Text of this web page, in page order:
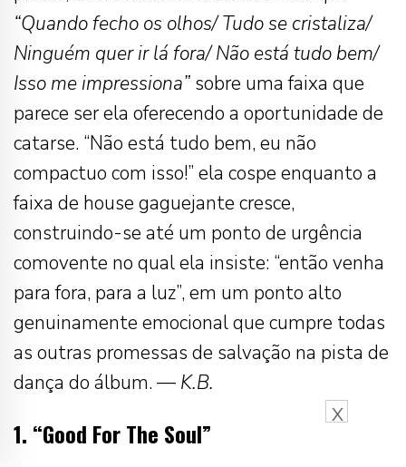
“Quando fecho os olhos/ Tudo se cristaliza/
Ninguém quer ir lá fora/ Não está tudo bem/
Isso me impressiona” sobre uma faixa que
parece ser ela oferecendo a oportunidade de
catarse. “Não está tudo bem, eu não
compactuo com isso!” ela cospe enquanto a
faixa de house gaguejante cresce,
construindo-se até um ponto de urgência
comovente no qual ela insiste: “então venha
para fora, para a luz”, em um ponto alto
genuinamente emocional que cumpre todas
as outras promessas de salvação na pista de
dança do álbum. — K.B.
1. “Good For The Soul”
X